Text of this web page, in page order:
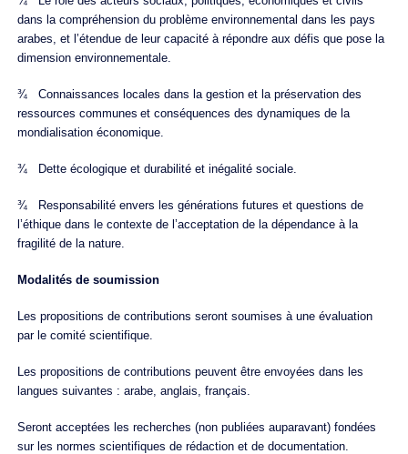
dans la compréhension du problème environnemental dans les pays
arabes, et l’étendue de leur capacité à répondre aux défis que pose la
dimension environnementale.
¾ Connaissances locales dans la gestion et la préservation des
ressources communes et conséquences des dynamiques de la
mondialisation économique.
¾ Dette écologique et durabilité et inégalité sociale.
¾ Responsabilité envers les générations futures et questions de
l’éthique dans le contexte de l’acceptation de la dépendance à la
fragilité de la nature.
Modalités de soumission
Les propositions de contributions seront soumises à une évaluation
par le comité scientifique.
Les propositions de contributions peuvent être envoyées dans les
langues suivantes : arabe, anglais, français.
Seront acceptées les recherches (non publiées auparavant) fondées
sur les normes scientifiques de rédaction et de documentation.